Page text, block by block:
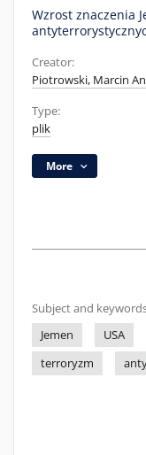
Wzrost znaczenia
Creator:
Piotrowski, Marcin
Type:
plik
More
Subject and
Jemen
USA
terroryzm